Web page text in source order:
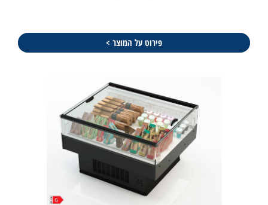
פירוט על המוצר >